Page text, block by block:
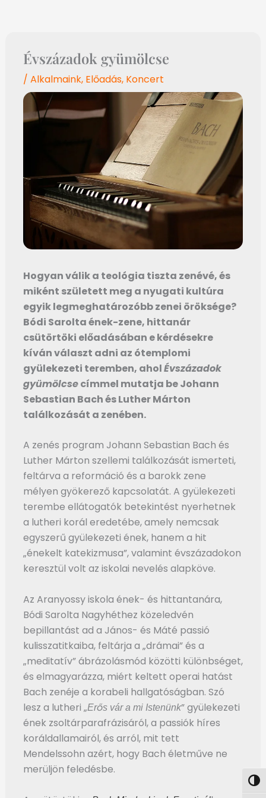
Évszázadok gyümölcse
/ Alkalmaink, Előadás, Koncert
Hogyan válik a teológia tiszta zenévé, és
miként született meg a nyugati kultúra
egyik legmeghatározóbb zenei öröksége?
Bódi Sarolta ének-zene, hittanár
csütörtöki előadásában e kérdésekre
kíván választ adni az ótemplomi
gyülekezeti teremben, aholÉvszázadok
gyümölcsecímmel mutatja be Johann
Sebastian Bach és Luther Márton
találkozását a zenében.
A zenés program Johann Sebastian Bach és
Luther Márton szellemi találkozását ismerteti,
feltárva a reformáció és a barokk zene
mélyen gyökerező kapcsolatát. A gyülekezeti
terembe ellátogatók betekintést nyerhetnek
a lutheri korál eredetébe, amely nemcsak
egyszerű gyülekezeti ének, hanem a hit
„énekelt katekizmusa”, valamint évszázadokon
keresztül volt az iskolai nevelés alapköve.
Az Aranyossy iskola ének- és hittantanára,
Bódi Sarolta Nagyhéthez közeledvén
bepillantást ad a János- és Máté passió
kulisszatitkaiba, feltárja a „drámai” és a
„meditatív” ábrázolásmód közötti különbséget,
és elmagyarázza, miért keltett operai hatást
Bach zenéje a korabeli hallgatóságban. Szó
lesz a lutheri „Erős vár a mi Istenünk” gyülekezeti
ének zsoltárparafrázisáról, a passiók híres
koráldallamairól, és arról, mit tett
Mendelssohn azért, hogy Bach életműve ne
merüljön feledésbe.